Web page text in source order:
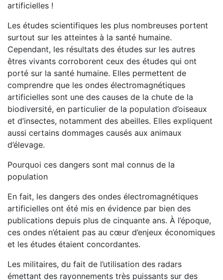
artificielles !
Les études scientifiques les plus nombreuses portent
surtout sur les atteintes à la santé humaine.
Cependant, les résultats des études sur les autres
êtres vivants corroborent ceux des études qui ont
porté sur la santé humaine. Elles permettent de
comprendre que les ondes électromagnétiques
artificielles sont une des causes de la chute de la
biodiversité, en particulier de la population d’oiseaux
et d’insectes, notamment des abeilles. Elles expliquent
aussi certains dommages causés aux animaux
d’élevage.
Pourquoi ces dangers sont mal connus de la
population
En fait, les dangers des ondes électromagnétiques
artificielles ont été mis en évidence par bien des
publications depuis plus de cinquante ans. À l’époque,
ces ondes n’étaient pas au cœur d’enjeux économiques
et les études étaient concordantes.
Les militaires, du fait de l’utilisation des radars
émettant des rayonnements très puissants sur des